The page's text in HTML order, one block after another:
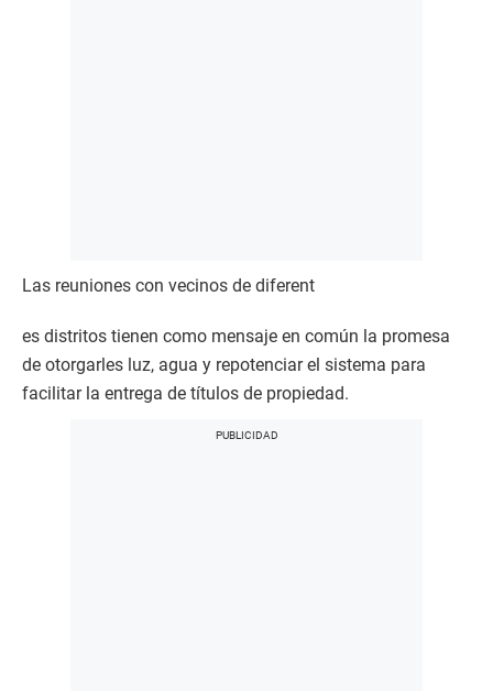
Las reuniones con vecinos de diferent
es distritos tienen como mensaje en común la promesa
de otorgarles luz, agua y repotenciar el sistema para
facilitar la entrega de títulos de propiedad.